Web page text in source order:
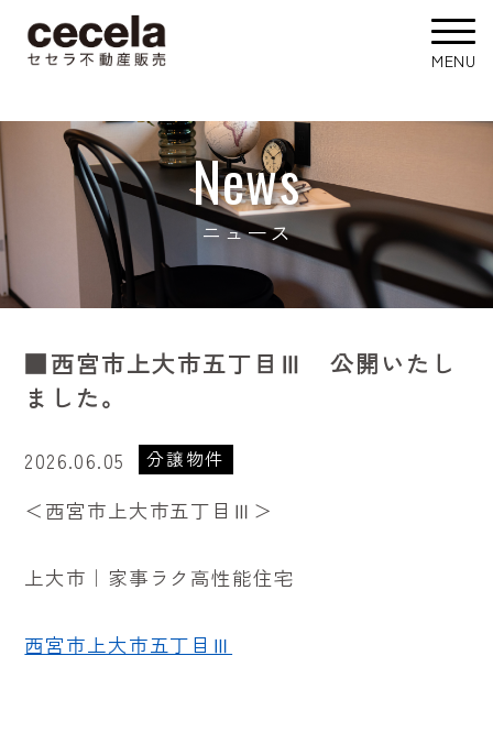
News
ニュース
■西宮市上大市五丁目Ⅲ 公開いたし
ました。
2026.06.05 分譲物件
＜ 西宮市上大市五丁目Ⅲ ＞
上大市｜家事ラク高性能住宅
西宮市上大市五丁目Ⅲ